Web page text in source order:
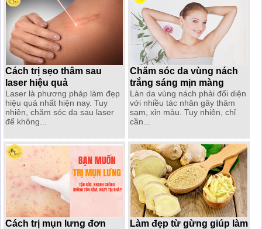
Cách trị sẹo thâm sau
laser hiệu quả
Laser là phương pháp làm đẹp
hiệu quả nhất hiện nay. Tuy
nhiên, chăm sóc da sau laser
để không...
Chăm sóc da vùng nách
trắng sáng mịn màng
Làn da vùng nách phải đối diện
với nhiều tác nhân gây thâm
sạm, xỉn màu. Tuy nhiên, chỉ
cần...
Cách trị mụn lưng đơn
Làm đẹp từ gừng giúp làm